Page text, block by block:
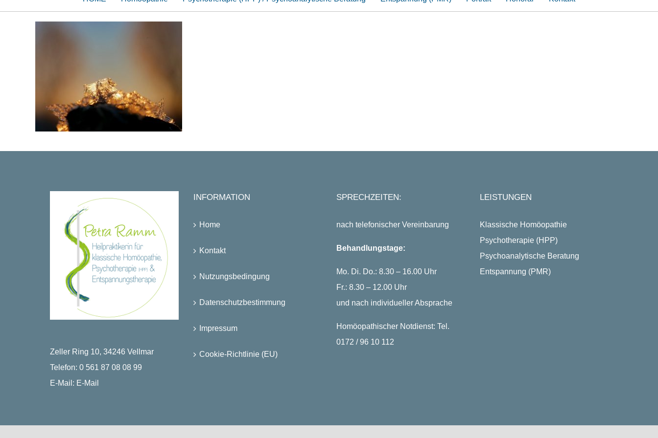
Zeller Ring 10, 34246 Vellmar
Telefon: 0 561 87 08 08 99
E-Mail: E-Mail
INFORMATION
Home
Kontakt
Nutzungsbedingung
Datenschutzbestimmung
Impressum
Cookie-Richtlinie (EU)
SPRECHZEITEN:
nach telefonischer Vereinbarung
Behandlungstage:
Mo. Di. Do.: 8.30 – 16.00 Uhr
Fr.: 8.30 – 12.00 Uhr
und nach individueller Absprache
Homöopathischer Notdienst: Tel.
0172 / 96 10 112
LEISTUNGEN
Klassische Homöopathie
Psychotherapie (HPP)
Psychoanalytische Beratung
Entspannung (PMR)